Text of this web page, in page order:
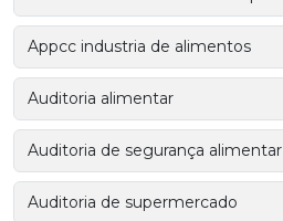
Appcc industria de alimentos
Auditoria alimentar
Auditoria de segurança alimentar
Auditoria de supermercado